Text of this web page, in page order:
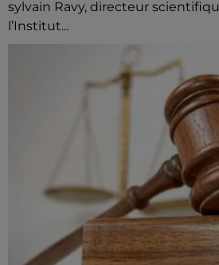
sylvain Ravy, directeur
l’Institut...